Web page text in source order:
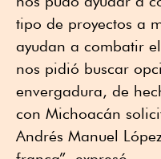
tipo de proyectos a
ayudan a combatir
nos pidió buscar
envergadura, de
con Michoacán
Andrés Manuel